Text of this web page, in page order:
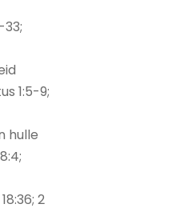
1:5-9;
hulle
2